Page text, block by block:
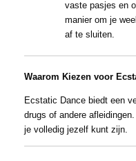
vaste pasjes en
manier om je
af te sluiten.
Waarom Kiezen voor
Ecstatic Dance biedt een
drugs of andere
je volledig jezelf kunt zijn.